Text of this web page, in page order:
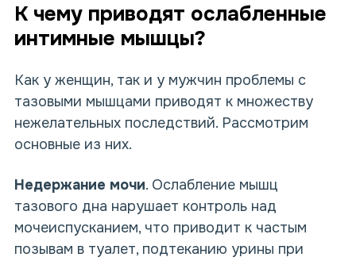
К чему приводят ослабленные
интимные мышцы?
Как у женщин, так и у мужчин проблемы с
тазовыми мышцами приводят к множеству
нежелательных последствий. Рассмотрим
основные из них.
Недержание мочи. Ослабление мышц
тазового дна нарушает контроль над
мочеиспусканием, что приводит к частым
позывам в туалет, подтеканию урины при